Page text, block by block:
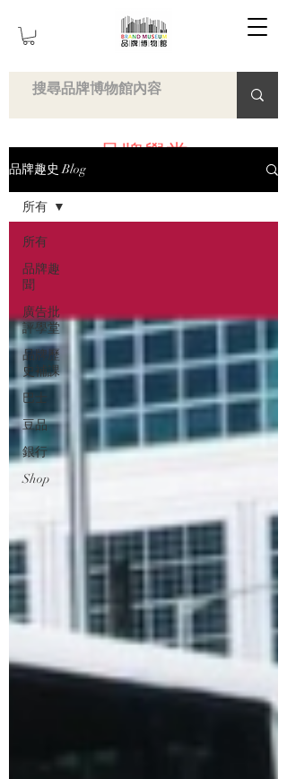
品牌學堂
品牌趣史 Blog
所有
品牌趣
聞
廣告批
評學堂
品牌歷
史補課
巴士
豆品
銀行
Shop
所有